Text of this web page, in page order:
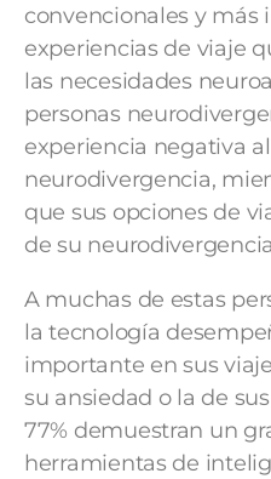
convencionales y más
experiencias de viaje
las necesidades
personas
experiencia negativa
neurodivergencia,
que sus opciones de
de su
A muchas de estas
la tecnología
importante en sus
su ansiedad o la de
77% demuestran un
herramientas de